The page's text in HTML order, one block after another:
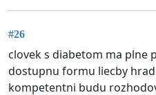
#26
clovek s diabetom ma plne
dostupnu formu liecby
kompetentni budu